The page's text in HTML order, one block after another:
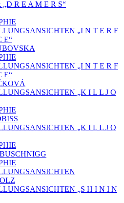
„D R E A M E R S“
„I N T E R F
E“
„I N T E R F
E“
„K I L L J O
„K I L L J O
„S H I N I N